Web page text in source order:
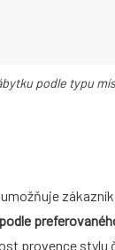
podle typu
provence stylu